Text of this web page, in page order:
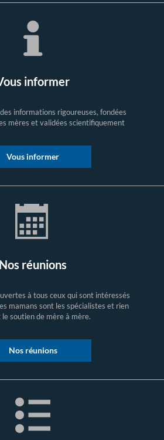
informer
informations rigoureuses, fondées
mères et validées scientifiquement
Vous informer
Nos réunions
à tous ceux qui sont intéressés
mamans sont les spécialistes et rien
le soutien de mère à mère.
Nos réunions